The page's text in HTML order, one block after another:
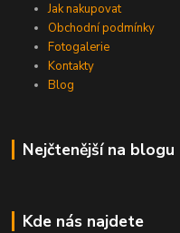
Jak nakupovat
Obchodní podmínky
Fotogalerie
Kontakty
Blog
Nejčtenější na blogu
Kde nás najdete